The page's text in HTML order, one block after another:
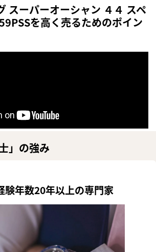
スーパーオーシャン ４４ スペ
を高く売るためのポイン
」の強み
験年数20年以上の専門家